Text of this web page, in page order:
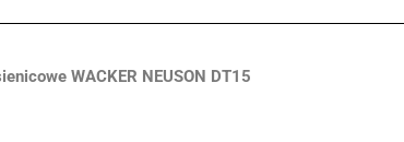
WACKER NEUSON DT15